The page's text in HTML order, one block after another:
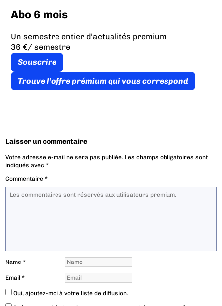
Abo 6 mois
Un semestre entier d’actualités premium
36 €/ semestre
Souscrire
Trouve l’offre prémium qui vous correspond
Laisser un commentaire
Votre adresse e-mail ne sera pas publiée. Les champs obligatoires sont
indiqués avec*
Commentaire*
Name*
Email*
Oui, ajoutez-moi à votre liste de diffusion.